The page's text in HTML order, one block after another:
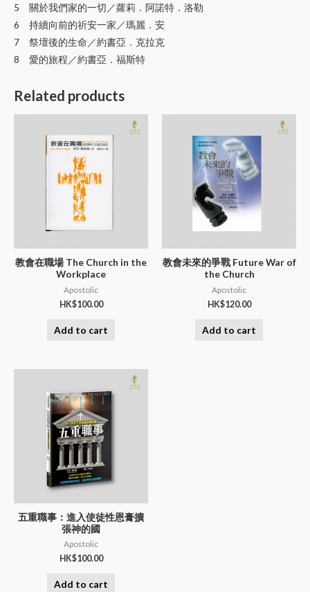
5 關於我們家的一切／蘿莉．阿諾特．洛勒
6 持續向前的祈安一家／瑪麗．安
7 祭壇後的生命／約書亞．克拉克
8 愛的旅程／約書亞．福斯特
Related products
教會在職場 The Church in the
Workplace
Apostolic
HK$100.00
Add to cart
教會未來的爭戰 Future War of
the Church
Apostolic
HK$120.00
Add to cart
五重職事：進入使徒性恩膏擴
張神的國
Apostolic
HK$100.00
Add to cart